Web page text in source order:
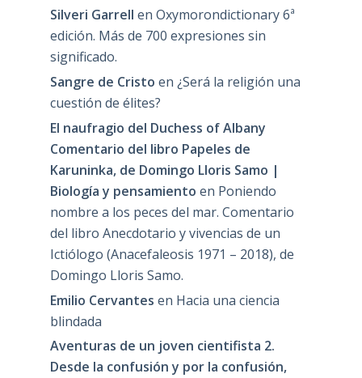
Silveri Garrell en Oxymorondictionary 6ª
edición. Más de 700 expresiones sin
significado.
Sangre de Cristo en ¿Será la religión una
cuestión de élites?
El naufragio del Duchess of Albany
Comentario del libro Papeles de
Karuninka, de Domingo Lloris Samo |
Biología y pensamiento en Poniendo
nombre a los peces del mar. Comentario
del libro Anecdotario y vivencias de un
Ictiólogo (Anacefaleosis 1971 – 2018), de
Domingo Lloris Samo.
Emilio Cervantes en Hacia una ciencia
blindada
Aventuras de un joven cientifista 2.
Desde la confusión y por la confusión,